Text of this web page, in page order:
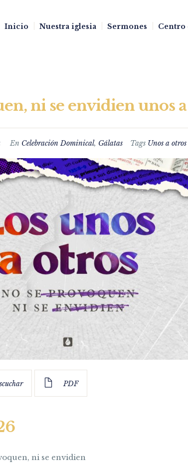
Inicio Nuestra iglesia Sermones Centro
ni se envidien unos
En Celebración Dominical, Gálatas Tags Unos a otros
PDF
ni se envidien